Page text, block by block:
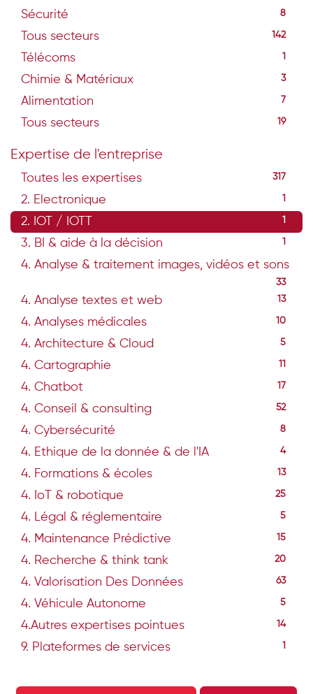
Sécurité 8
Tous secteurs 142
Télécoms 1
Chimie & Matériaux 3
Alimentation 7
Tous secteurs 19
Expertise de l'entreprise
Toutes les expertises 317
2. Electronique 1
2. IOT / IOTT 1
3. BI & aide à la décision 1
4. Analyse & traitement images, vidéos et sons
33
4. Analyse textes et web 13
4. Analyses médicales 10
4. Architecture & Cloud 5
4. Cartographie
4. Chatbot 17
4. Conseil & consulting 52
4. Cybersécurité 8
4. Ethique de la donnée & de l'IA 4
4. Formations & écoles 13
4. IoT & robotique 25
4. Légal & réglementaire 5
4. Maintenance Prédictive 15
4. Recherche & think tank 20
4. Valorisation Des Données 63
4. Véhicule Autonome 5
4.Autres expertises pointues 14
9. Plateformes de services